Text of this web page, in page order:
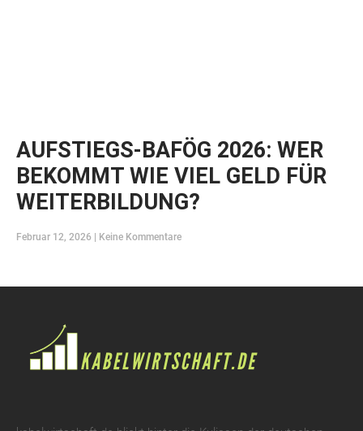
AUFSTIEGS-BAFÖG 2026: WER
BEKOMMT WIE VIEL GELD FÜR
WEITERBILDUNG?
Februar 12, 2026 Keine Kommentare